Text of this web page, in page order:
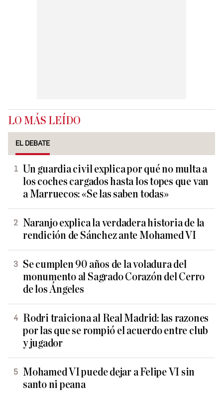
LO MÁS LEÍDO
EL DEBATE
Un guardia civil explica por qué no multa a
los coches cargados hasta los topes que van
a Marruecos: «Se las saben todas»
Naranjo explica la verdadera historia de la
rendición de Sánchez ante Mohamed VI
Se cumplen 90 años de la voladura del
monumento al Sagrado Corazón del Cerro
de los Ángeles
Rodri traiciona al Real Madrid: las razones
por las que se rompió el acuerdo entre club
y jugador
Mohamed VI puede dejar a Felipe VI sin
santo ni peana